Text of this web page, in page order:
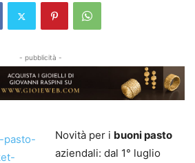
- pubblicità -
Novità per i buoni pasto
aziendali: dal 1° luglio